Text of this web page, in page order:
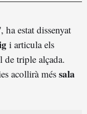
estat dissenyat
i articula els
de triple alçada.
acollirà méssala